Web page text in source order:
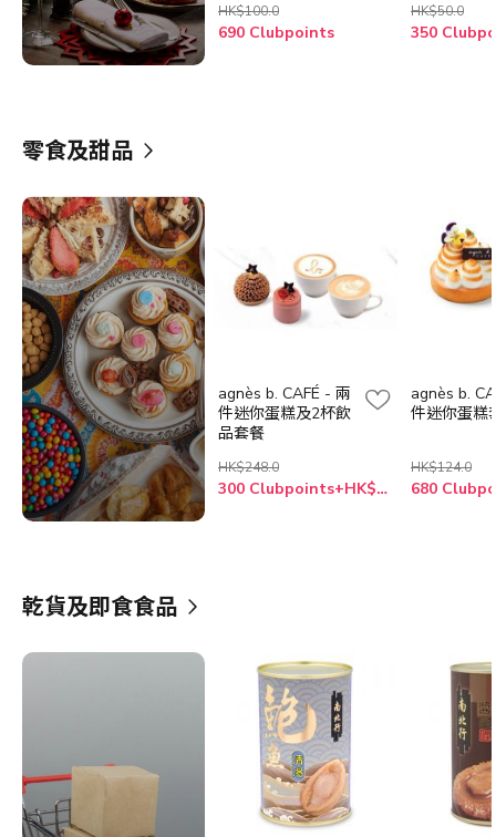
HK$100.0
690 Clubpoints
HK$50.0
350
零食及甜品
agnès b. CAFÉ - 兩
件迷你蛋糕及2杯飲
品套餐
HK$248.0
300 Clubpoints+HK$210.0
agnès b.
件迷你蛋糕
HK$124.0
680
乾貨及即食食品